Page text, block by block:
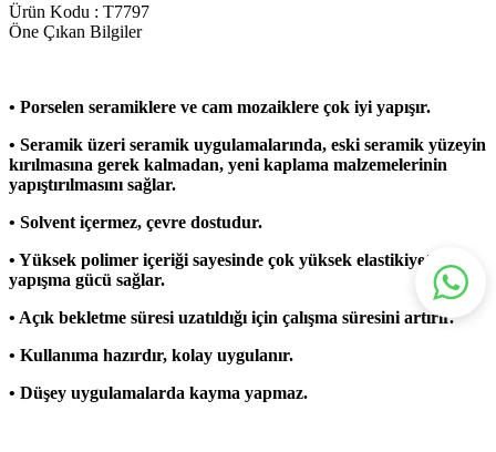
Ürün Kodu : T7797
Öne Çıkan Bilgiler
• Porselen seramiklere ve cam mozaiklere çok iyi yapışır.
• Seramik üzeri seramik uygulamalarında, eski seramik yüzeyin
kırılmasına gerek kalmadan, yeni kaplama malzemelerinin
yapıştırılmasını sağlar.
• Solvent içermez, çevre dostudur.
• Yüksek polimer içeriği sayesinde çok yüksek elastikiyet ve
yapışma gücü sağlar.
• Açık bekletme süresi uzatıldığı için çalışma süresini artırır.
• Kullanıma hazırdır, kolay uygulanır.
• Düşey uygulamalarda kayma yapmaz.